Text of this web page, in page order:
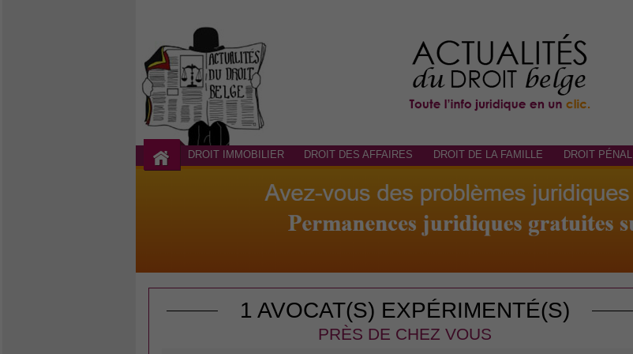
DROIT IMMOBILIER DROIT DES AFFAIRES DROIT DE LA FAMILLE DROIT PÉNAL
1 AVOCAT(S) EXPÉRIMENTÉ(S)
PRÈS DE CHEZ VOUS